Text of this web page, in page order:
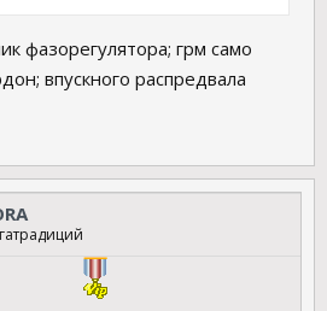
фазорегулятора; грм само
впускного распредвала